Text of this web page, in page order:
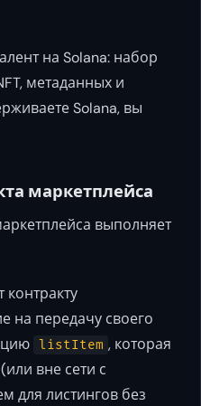
на Solana: набор
метаданных и
Solana, вы
маркетплейса
выполняет
контракту
на передачу своего
listItem , которая
вне сети с
для листингов без